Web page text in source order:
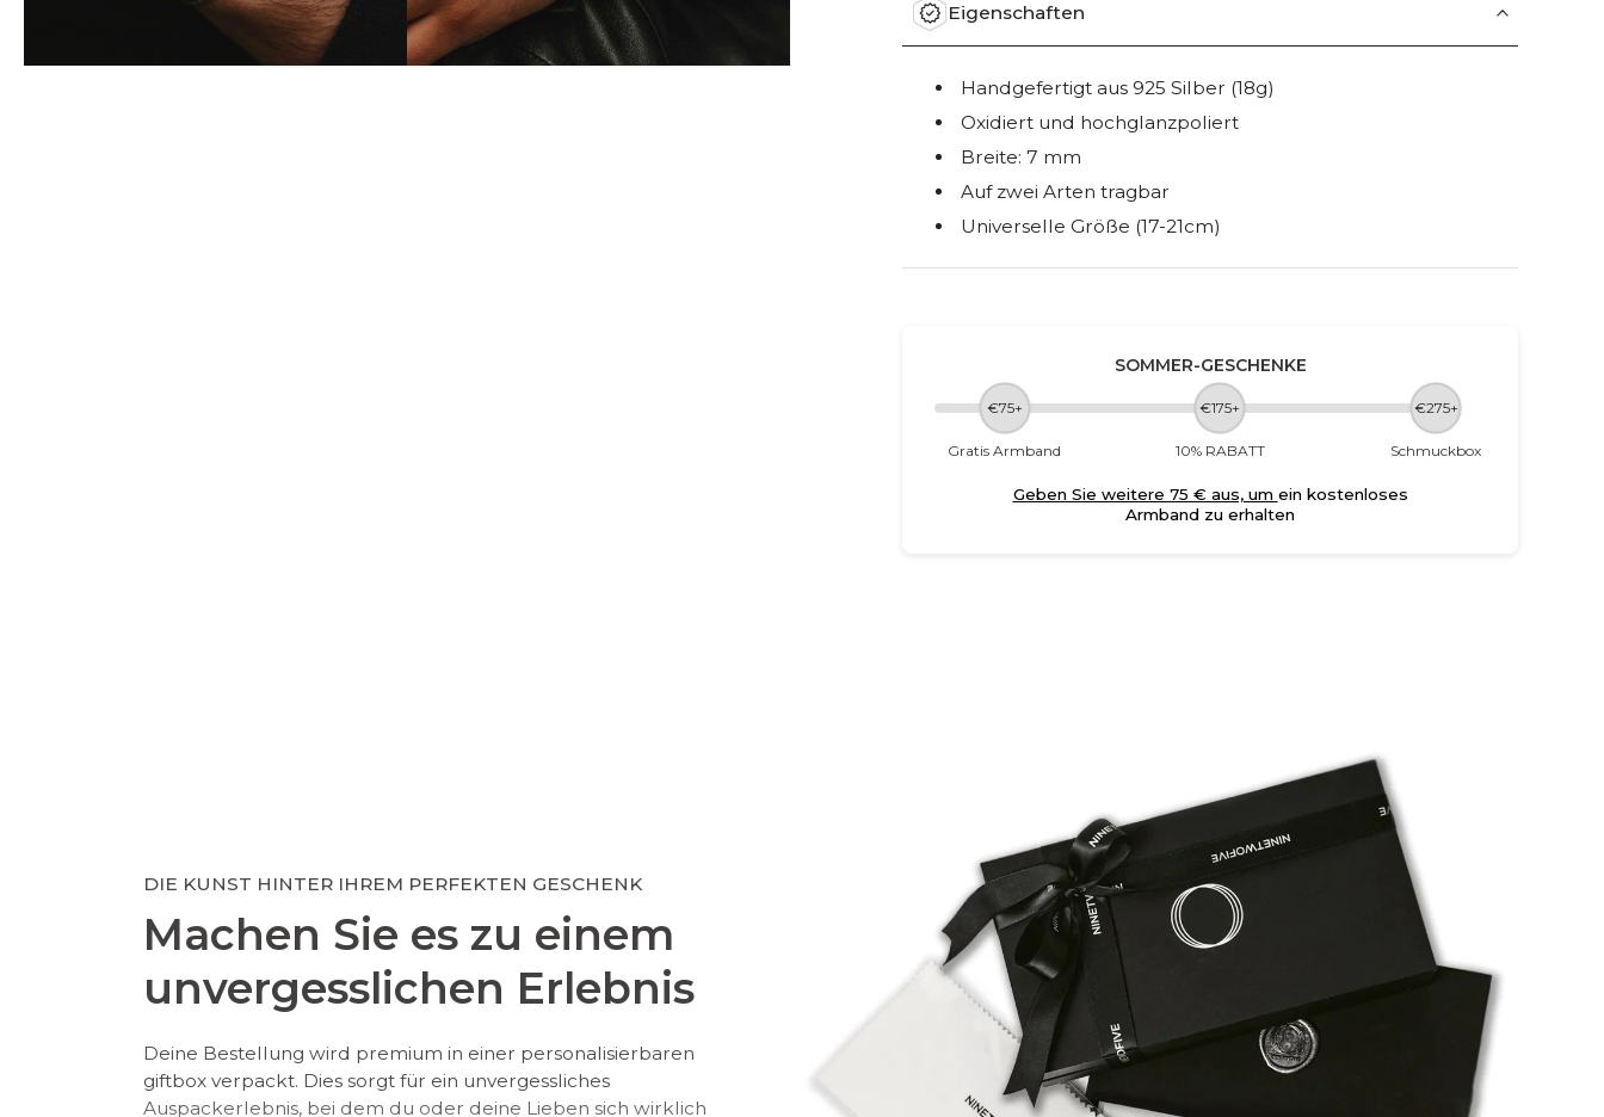
Eigenschaften
Handgefertigt aus 925 Silber (18g)
Oxidiert und hochglanzpoliert
Breite: 7 mm
Auf zwei Arten tragbar
Universelle Größe (17-21cm)
SOMMER-GESCHENKE
€75+ €175+ €275+
Gratis Armband 10% RABATT Schmuckbox
Geben Sie weitere 75 € aus, um ein kostenloses
Armband zu erhalten
DIE KUNST HINTER IHREM PERFEKTEN GESCHENK
Machen Sie es zu einem
unvergesslichen Erlebnis
Deine Bestellung wird premium in einer personalisierbaren
giftbox verpackt. Dies sorgt für ein unvergessliches
Auspackerlebnis, bei dem du oder deine Lieben sich wirklich